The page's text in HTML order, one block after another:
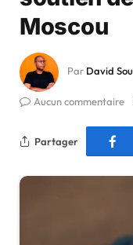
Moscou
Par David
Aucun commentaire
Partager